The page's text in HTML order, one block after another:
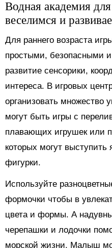
Водная академия
веселимся и
Для раннего возраста
простыми, безопасными
развитие сенсорики,
интереса. В игровых
организовать множество
могут быть игры с
плавающих игрушек или
которых могут выступить
фигурки.
Используйте
формочки чтобы в
цвета и формы. А
черепашки и лодочки
морской жизни. Малыш